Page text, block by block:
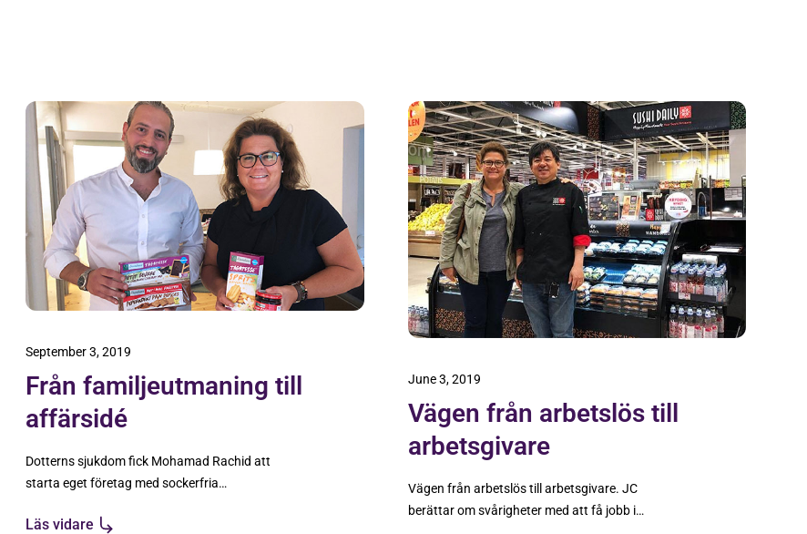
September 3, 2019
Från familjeutmaning till
affärsidé
Dotterns sjukdom fick Mohamad Rachid att
starta eget företag med sockerfria
Läs vidare
June 3, 2019
Vägen från arbetslös till
arbetsgivare
Vägen från arbetslös till arbetsgivare. JC
berättar om svårigheter med att få jobb i